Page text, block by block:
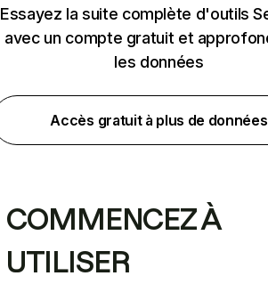
Essayez la suite complète d'outils
avec un compte gratuit et
les données
Accès gratuit à plus de données
COMMENCEZ À
UTILISER